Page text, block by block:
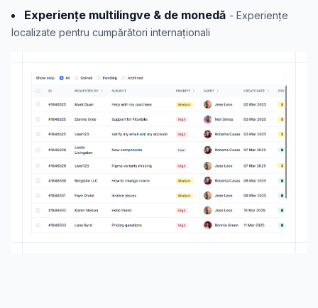
Experiențe multilingve & de monedă - Experiențe
localizate pentru cumpărători internaționali